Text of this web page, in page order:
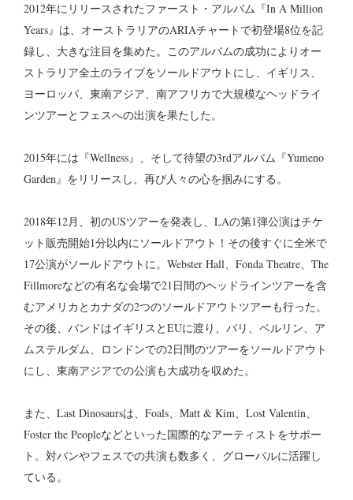
2012年にリリースされたファースト・アルバム『In A Million
Years』は、オーストラリアのARIAチャートで初登場8位を記
録し、大きな注目を集めた。このアルバムの成功によりオー
ストラリア全土のライブをソールドアウトにし、イギリス、
ヨーロッパ、東南アジア、南アフリカで大規模なヘッドライ
ンツアーとフェスへの出演を果たした。
2015年には『Wellness』、そして待望の3rdアルバム『Yumeno
Garden』をリリースし、再び人々の心を掴みにする。
2018年12月、初のUSツアーを発表し、LAの第1弾公演はチケ
ット販売開始1分以内にソールドアウト！その後すぐに全米で
17公演がソールドアウトに。Webster Hall、Fonda Theatre、The
Fillmoreなどの有名な会場で21日間のヘッドラインツアーを含
むアメリカとカナダの2つのソールドアウトツアーも行った。
その後、バンドはイギリスとEUに渡り、パリ、ベルリン、ア
ムステルダム、ロンドンでの2日間のツアーをソールドアウト
にし、東南アジアでの公演も大成功を収めた。
また、Last Dinosaursは、Foals、Matt & Kim、Lost Valentin、
Foster the Peopleなどといった国際的なアーティストをサポー
ト。対バンやフェスでの共演も数多く、グローバルに活躍し
ている。